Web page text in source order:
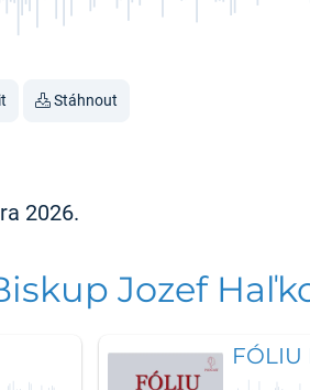
Stáhnout
2026.
Jozef
FÓLIU